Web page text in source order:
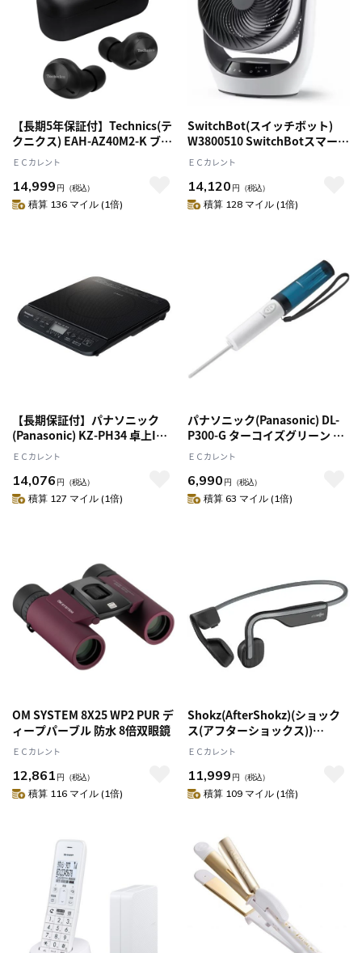
【長期5年保証付】Technics(テ
クニクス) EAH-AZ40M2-K ブラ
ック 完全ワイヤレスBluetooth
イヤホン
ＥＣカレント
14,999 円 （税込）
積算 136 マイル (1倍)
SwitchBot(スイッチボット)
W3800510 SwitchBotスマート
サーキュレーター バッテリー式
電気代節約 衣類乾燥サポート
生乾き対策
ＥＣカレント
14,120 円 （税込）
積算 128 マイル (1倍)
【長期保証付】パナソニック
(Panasonic) KZ-PH34 卓上IH
調理器
ＥＣカレント
14,076 円 （税込）
積算 127 マイル (1倍)
パナソニック(Panasonic) DL-
P300-G ターコイズグリーン ハ
ンディトワレ スリム 携帯用お
ＥＣカレント
6,990 円 （税込）
積算 63 マイル (1倍)
OM SYSTEM 8X25 WP2 PUR デ
ィープパーブル 防水 8倍双眼鏡
ＥＣカレント
12,861 円 （税込）
積算 116 マイル (1倍)
Shokz(AfterShokz)(ショック
ス(アフターショックス))
OPENMOVE スレートグレー 骨
伝導イヤホン Bluetooth
Ver.5.1対応 AFT-EP-000022
ＥＣカレント
11,999 円 （税込）
積算 109 マイル (1倍)